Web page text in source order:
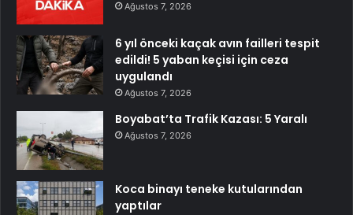
Ağustos 7, 2026
6 yıl önceki kaçak avın failleri tespit
edildi! 5 yaban keçisi için ceza
uygulandı
Ağustos 7, 2026
Boyabat’ta Trafik Kazası: 5 Yaralı
Ağustos 7, 2026
Koca binayı teneke kutularından
yaptılar